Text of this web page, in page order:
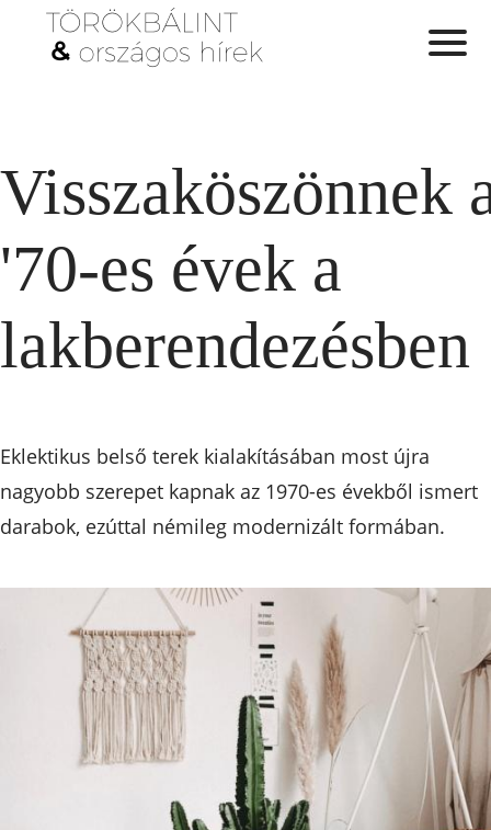
Visszaköszönnek
'70-es évek a
lakberendezésben
Eklektikus belső terek kialakításában most újra
nagyobb szerepet kapnak az 1970-es évekből ismert
darabok, ezúttal némileg modernizált formában.